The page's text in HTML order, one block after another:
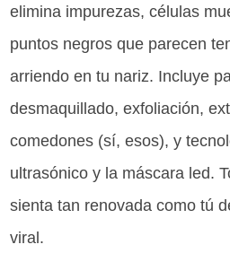
elimina impurezas, células
puntos negros que parecen
arriendo en tu nariz. Incluye
desmaquillado, exfoliación,
comedones (sí, esos), y
ultrasónico y la máscara led.
sienta tan renovada como tú
viral.